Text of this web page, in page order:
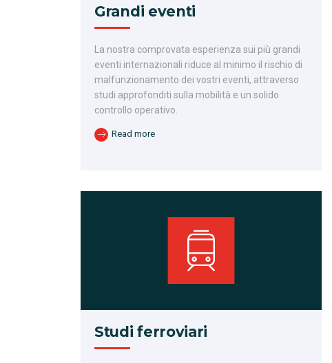
Grandi eventi
La nostra comprovata esperienza sui più grandi
eventi internazionali riduce al minimo il rischio di
malfunzionamento dei vostri eventi, attraverso
studi approfonditi sulla mobilità e un solido
controllo operativo.
Read more
Studi ferroviari